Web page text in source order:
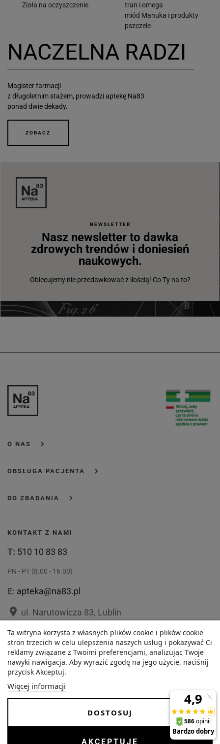
85,64 zł
- +
Zioła na oczyszczenie
tran i omega
miód Manuka i produkty
pszczele
NACZELNA RADZI
Magister farmacji
z długoletnim stażem, prowadzi aptekę Na83
ponad dwie dekady.
ZOBACZ
NEWSLETTER
Nasz newsletter to dawka
zdrowych trendów i doniesień
naukowych.
Obiecujemy nie przedawkować z ilością! Co Ty na to?
O NAS
OBSŁUGA PACJENTA
DO ZBADANIA
KONTAKT Z NAMI
T: 510 10 83 83
PN - PT (8.00 - 16.00)
E: apteka@na83.pl
place ul. Narutowicza 83, Lublin
placeul. 1 Maja 36, Lublin
Ta witryna korzysta z własnych plików cookie i plików cookie
stron trzecich w celu ulepszenia naszych usług i pokazywać Ci
reklamy związane z Twoimi preferencjami, analizując Twoje
nawyki nawigacja. Aby wyrazić zgodę na jego użycie, naciśnij
przycisk Akceptuj.
Więcej informacji
DOSTOSUJ
AKCEPTUJĘ
O nas Zezwolenie
FAQ
Copyrights © 2026 Internetowa Apteka Na83. Wszystkie prawa